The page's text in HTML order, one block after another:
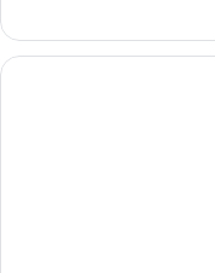
le
type
de